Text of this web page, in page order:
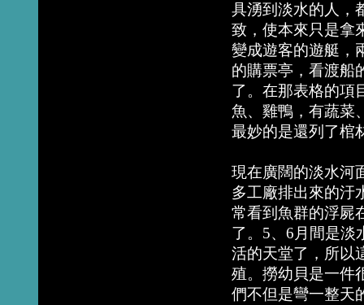
具湧到淡水的人，
致，使本來只是拿
變成遊客的遊艇，
的購票亭，看渡船
了。在那表格的項
魚、雞鴨，有蔬菜
最妙的是還列了棺
現在廣闊的淡水河
多工廠排出來的汙
常看到魚群的浮屍
了。5、6月間是淡
活的天堂了，所以
殖。撈幼貝是一件
們不但是彎一整天